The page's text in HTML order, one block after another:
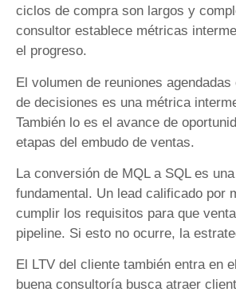
ciclos de compra son largos y
consultor establece métricas
el progreso.
El volumen de reuniones
de decisiones es una métrica
También lo es el avance de
etapas del embudo de ventas.
La conversión de MQL a SQL es
fundamental. Un lead calificado por
cumplir los requisitos para que
pipeline. Si esto no ocurre, la
El LTV del cliente también entra en
buena consultoría busca atraer